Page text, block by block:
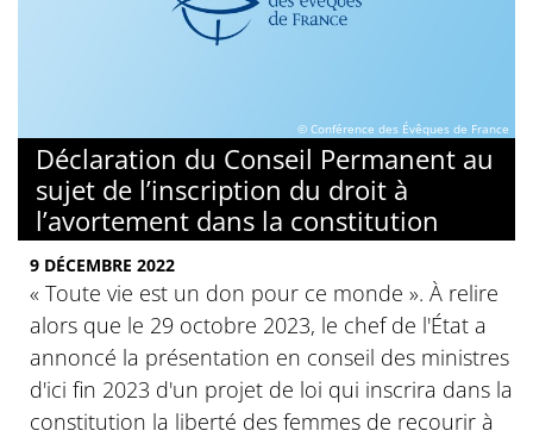
© Conférence des Évêques de France
Déclaration du Conseil Permanent au
sujet de l’inscription du droit à
l’avortement dans la constitution
9 DÉCEMBRE 2022
« Toute vie est un don pour ce monde ». À relire
alors que le 29 octobre 2023, le chef de l'État a
annoncé la présentation en conseil des ministres
d'ici fin 2023 d'un projet de loi qui inscrira dans la
constitution la liberté des femmes de recourir à